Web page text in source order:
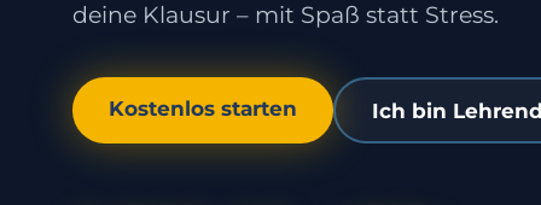
deine Klausur – mit Spaß statt Stress.
Kostenlos starten Ich bin